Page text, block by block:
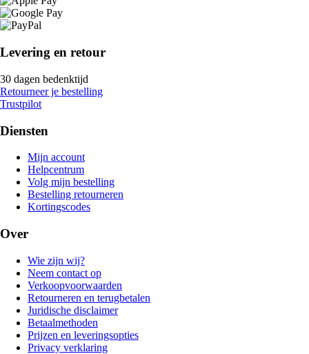
Levering en retour
30 dagen bedenktijd
Retourneer je bestelling
Trustpilot
Diensten
Mijn account
Helpcentrum
Volg mijn bestelling
Bestelling retourneren
Kortingscodes
Over
Wie zijn wij?
Neem contact op
Verkoopvoorwaarden
Retourneren en terugbetalen
Juridische disclaimer
Betaalmethoden
Prijzen en leveringsopties
Privacy verklaring